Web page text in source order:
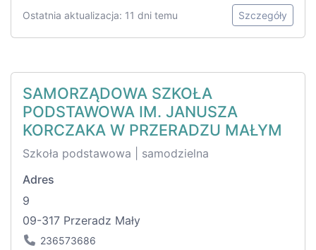
Ostatnia aktualizacja: 11 dni temu Szczegóły
SAMORZĄDOWA SZKOŁA
PODSTAWOWA IM. JANUSZA
KORCZAKA W PRZERADZU MAŁYM
Szkoła podstawowa | samodzielna
Adres
9
09-317 Przeradz Mały
236573686